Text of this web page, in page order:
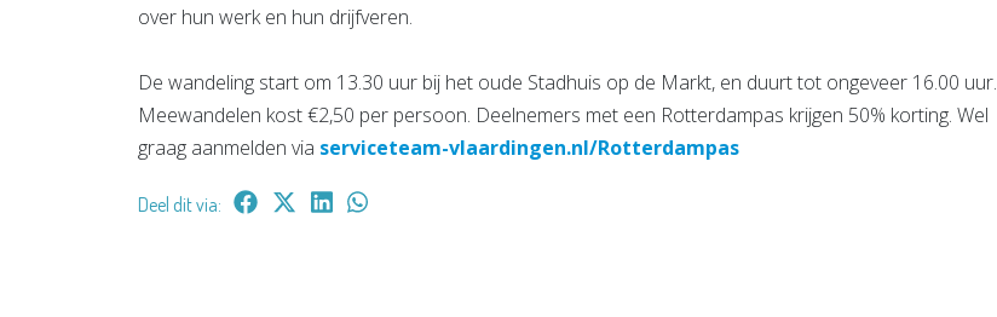
over hun werk en hun drijfveren.
De wandeling start om 13.30 uur bij het oude Stadhuis op de Markt, en duurt tot ongeveer 16.00 uur.
Meewandelen kost €2,50 per persoon. Deelnemers met een Rotterdampas krijgen 50% korting. Wel
graag aanmelden via serviceteam-vlaardingen.nl/Rotterdampas
Deel dit via: